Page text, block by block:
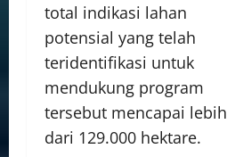
total indikasi lahan
potensial yang telah
teridentifikasi untuk
mendukung program
tersebut mencapai lebih
dari 129.000 hektare.